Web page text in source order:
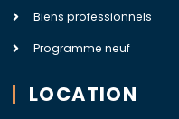
Biens professionnels
Programme neuf
LOCATION